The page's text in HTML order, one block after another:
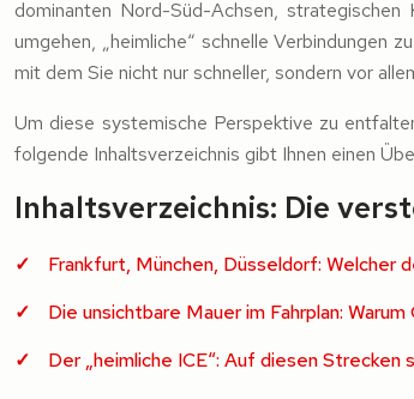
dominanten Nord-Süd-Achsen,
umgehen, „heimliche“ schnelle Verbindungen
mit dem Sie nicht nur schneller, sondern vor
Um diese systemische Perspektive zu
folgende Inhaltsverzeichnis gibt Ihnen einen
Inhaltsverzeichnis: Die
Frankfurt, München, Düsseldorf:
Die unsichtbare Mauer im Fahrplan:
Der „heimliche ICE“: Auf diesen